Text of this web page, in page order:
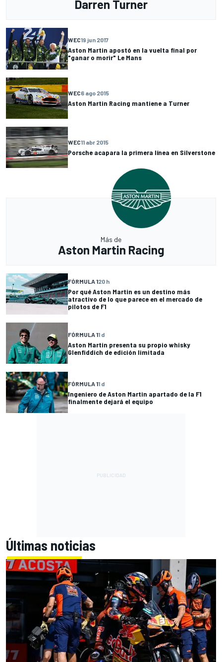
Darren Turner
WEC19 jun 2017
Aston Martin apostó en la vuelta final por
"ganar o morir" Le Mans
WEC6 ago 2015
Aston Martin Racing mantiene a Turner
WEC11 abr 2015
Porsche acapara la primera línea en Silverstone
Más de
Aston Martin Racing
FÓRMULA 120 h
Por qué Aston Martin es un destino más
atractivo de lo que parece en el mercado de
pilotos de F1
FÓRMULA 11 d
Aston Martin presenta su propio whisky
Glenfiddich de edición limitada
FÓRMULA 11 d
Ingeniero de Aston Martin apartado de la F1
finalmente dejará el equipo
Últimas noticias